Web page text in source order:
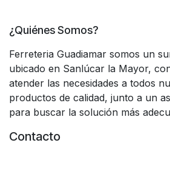
¿Quiénes Somos?
Ferreteria Guadiamar somos un
ubicado en Sanlúcar la Mayor,
atender las necesidades a todos
productos de calidad, junto a un
para buscar la solución más
Contacto